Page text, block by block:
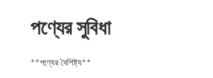
পণ্যের সুবিধা
**পণ্যের বৈশিষ্ট্য**